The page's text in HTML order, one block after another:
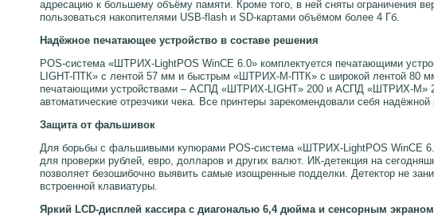
адресацию к большему объёму памяти. Кроме того, в ней сняты ограничения
пользоваться накопителями USB-flash и SD-картами объёмом более 4 Гб.
Надёжное печатающее устройство в составе решения
POS-система «ШТРИХ-LightPOS WinCE 6.0» комплектуется печатающими
LIGHT-ПТК» с лентой 57 мм и быстрым «ШТРИХ-М-ПТК» с широкой лентой 80
печатающими устройствами – АСПД «ШТРИХ-LIGHT» 200 и АСПД «ШТРИХ-М»
автоматические отрезчики чека. Все принтеры зарекомендовали себя
Защита от фальшивок
Для борьбы с фальшивыми купюрами POS-система «ШТРИХ-LightPOS WinCE
для проверки рублей, евро, долларов и других валют. ИК-детекция на
позволяет безошибочно выявить самые изощренные подделки. Детектор не
встроенной клавиатуры.
Яркий LCD-дисплей кассира с диагональю 6,4 дюйма и сенсорным экраном